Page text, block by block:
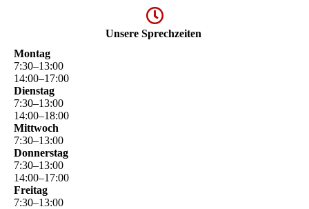
Unsere Sprechzeiten
Montag
7:30–13:00
14:00–17:00
Dienstag
7:30–13:00
14:00–18:00
Mittwoch
7:30–13:00
Donnerstag
7:30–13:00
14:00–17:00
Freitag
7:30–13:00